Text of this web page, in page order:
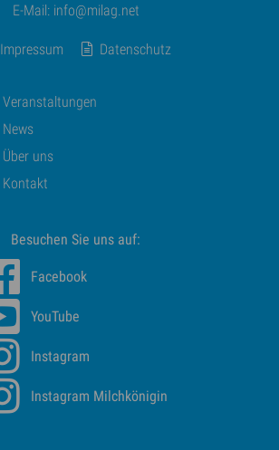
E-Mail: info@milag.net
Impressum Datenschutz
Veranstaltungen
News
Über uns
Kontakt
Besuchen Sie uns auf:
Facebook
YouTube
Instagram
Instagram Milchkönigin